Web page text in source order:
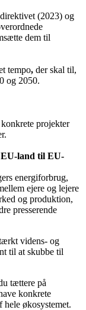
(2023) og
dem til
tempo, der skal til,
og 2050.
projekter
land til EU-
energiforbrug,
ejere og lejere
og produktion,
presserende
videns- og
til at skubbe til
tættere på
konkrete
økosystemet.